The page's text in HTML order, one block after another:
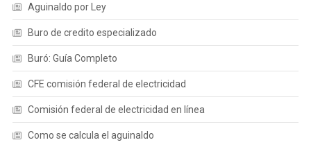
Aguinaldo por Ley
Buro de credito especializado
Buró: Guía Completo
CFE comisión federal de electricidad
Comisión federal de electricidad en línea
Como se calcula el aguinaldo